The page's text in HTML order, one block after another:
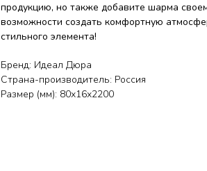
продукцию, но также добавите шарма
возможности создать комфортную
стильного элемента!
Бренд: Идеал Дюра
Страна-производитель: Россия
Размер (мм): 80х16х2200